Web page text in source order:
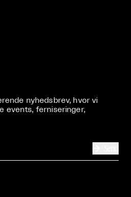
nyhedsbrev, hvor vi
events, ferniseringer,